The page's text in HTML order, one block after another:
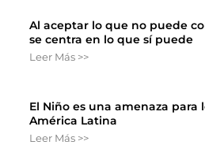
Al aceptar lo que no puede
se centra en lo que sí puede
Leer Más >>
El Niño es una amenaza para
América Latina
Leer Más >>